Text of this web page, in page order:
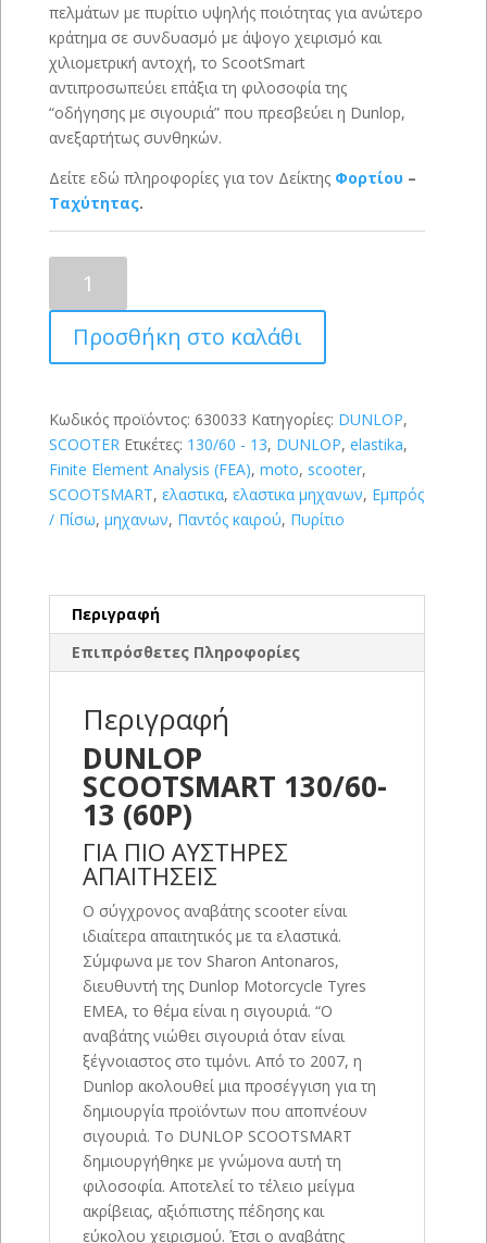
πελμάτων με πυρίτιο υψηλής ποιότητας για ανώτερο
κράτημα σε συνδυασμό με άψογο χειρισμό και
χιλιομετρική αντοχή, το ScootSmart
αντιπροσωπεύει επάξια τη φιλοσοφία της
“οδήγησης με σιγουριά” που πρεσβεύει η Dunlop,
ανεξαρτήτως συνθηκών.
Δείτε εδώ πληροφορίες για τον Δείκτης Φορτίου –
Ταχύτητας.
SCOOTSMART
130/60-
(60P)
Προσθήκη στο καλάθι
Κωδικός προϊόντος: 630033 Κατηγορίες: DUNLOP,
SCOOTER Ετικέτες: 130/60 - 13, DUNLOP, elastika,
Finite Element Analysis (FEA), moto, scooter,
SCOOTSMART, ελαστικα, ελαστικα μηχανων, Εμπρός
/ Πίσω, μηχανων, Παντός καιρού, Πυρίτιο
Περιγραφή
Επιπρόσθετες Πληροφορίες
Περιγραφή
DUNLOP
SCOOTSMART 130/60-
13 (60P)
ΓΙΑ ΠΙΟ ΑΥΣΤΗΡΕΣ
ΑΠΑΙΤΗΣΕΙΣ
Ο σύγχρονος αναβάτης scooter είναι
ιδιαίτερα απαιτητικός με τα ελαστικά.
Σύμφωνα με τον Sharon Antonaros,
διευθυντή της Dunlop Motorcycle Tyres
EMEA, το θέμα είναι η σιγουριά. “Ο
αναβάτης νιώθει σιγουριά όταν είναι
ξέγνοιαστος στο τιμόνι. Από το 2007, η
Dunlop ακολουθεί μια προσέγγιση για τη
δημιουργία προϊόντων που αποπνέουν
σιγουριά. Το DUNLOP SCOOTSMART
δημιουργήθηκε με γνώμονα αυτή τη
φιλοσοφία. Αποτελεί το τέλειο μείγμα
ακρίβειας, αξιόπιστης πέδησης και
εύκολου χειρισμού. Έτσι ο αναβάτης